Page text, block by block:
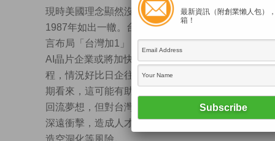
現時美國理念顯然沒「與時並進」，跟
1987年如出一轍。台灣領導人賴清德已明
言布局「台灣加1」，台積電、鴻海等台灣
AI晶片企業或將加快美國在地化生產進
程，情況好比日企往昔被迫赴美建廠。短
期看來，這可能有助於美國實現晶片製造
回流夢想，但對台灣本土產業結構勢產生
深遠衝擊，造成人才外流、產線轉移、製
最新資訊（附創業懶人包）
箱！